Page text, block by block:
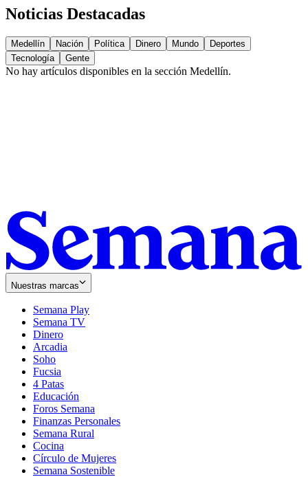
Noticias Destacadas
Medellín Nación Política Dinero Mundo
Deportes
Tecnología
Gente
No hay artículos disponibles en la sección Medellín.
Nuestras marcas
Semana Play
Semana TV
Dinero
Arcadia
Soho
in
new
window
Fucsia
in
new
window
4 Patas
Educación
Foros Semana
Finanzas Personales
Semana Rural
Cocina
Círculo de Mujeres
Semana Sostenible